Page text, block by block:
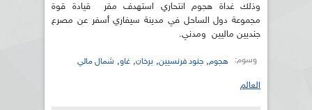
وذلك غداة هجوم انتحاري استهدف مقر قيادة قوة
مجموعة دول الساحل في مدينة سيفاري أسفر عن مصرع
جنديين ماليين ومدني.
وسوم: هجوم, جنود فرنسيين, برخان, غاو, شمال مالي
العالم